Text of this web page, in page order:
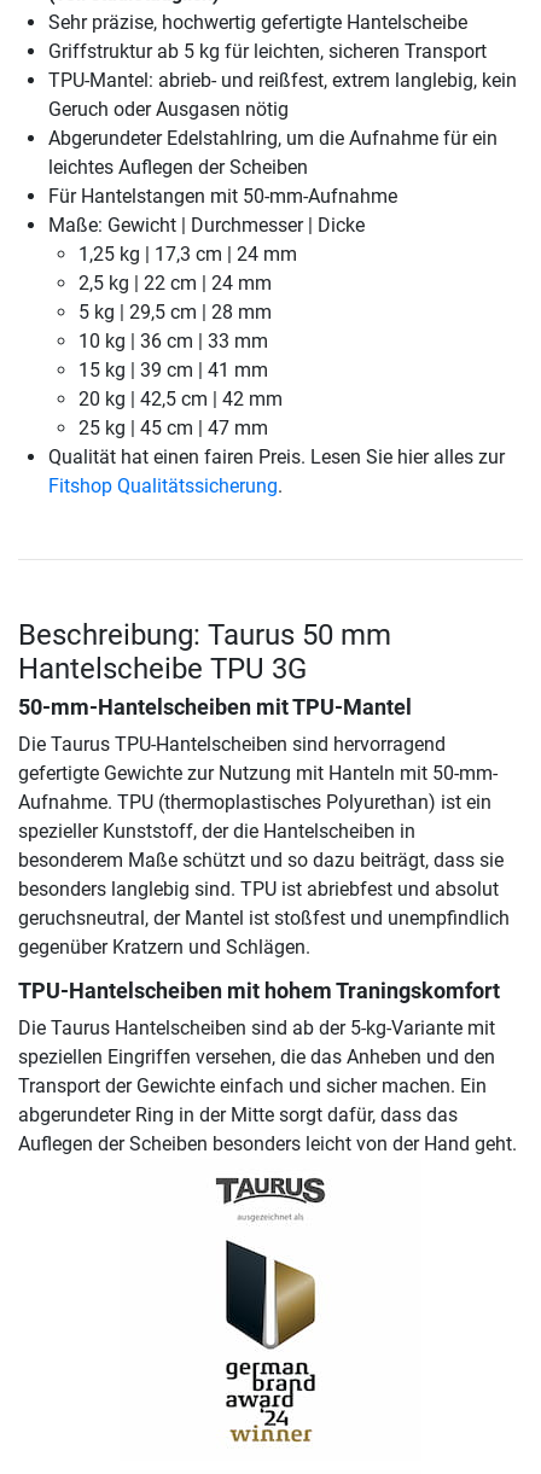
Sehr präzise, hochwertig gefertigte Hantelscheibe
Griffstruktur ab 5 kg für leichten, sicheren Transport
TPU-Mantel: abrieb- und reißfest, extrem langlebig, kein
Geruch oder Ausgasen nötig
Abgerundeter Edelstahlring, um die Aufnahme für ein
leichtes Auflegen der Scheiben
Für Hantelstangen mit 50-mm-Aufnahme
Maße: Gewicht | Durchmesser | Dicke
1,25 kg | 17,3 cm | 24 mm
2,5 kg | 22 cm | 24 mm
5 kg | 29,5 cm | 28 mm
10 kg | 36 cm | 33 mm
15 kg | 39 cm | 41 mm
20 kg | 42,5 cm | 42 mm
25 kg | 45 cm | 47 mm
Qualität hat einen fairen Preis. Lesen Sie hier alles zur
Fitshop Qualitätssicherung.
Beschreibung: Taurus 50 mm
Hantelscheibe TPU 3G
50-mm-Hantelscheiben mit TPU-Mantel
Die Taurus TPU-Hantelscheiben sind hervorragend
gefertigte Gewichte zur Nutzung mit Hanteln mit 50-mm-
Aufnahme. TPU (thermoplastisches Polyurethan) ist ein
spezieller Kunststoff, der die Hantelscheiben in
besonderem Maße schützt und so dazu beiträgt, dass sie
besonders langlebig sind. TPU ist abriebfest und absolut
geruchsneutral, der Mantel ist stoßfest und unempfindlich
gegenüber Kratzern und Schlägen.
TPU-Hantelscheiben mit hohem Traningskomfort
Die Taurus Hantelscheiben sind ab der 5-kg-Variante mit
speziellen Eingriffen versehen, die das Anheben und den
Transport der Gewichte einfach und sicher machen. Ein
abgerundeter Ring in der Mitte sorgt dafür, dass das
Auflegen der Scheiben besonders leicht von der Hand geht.